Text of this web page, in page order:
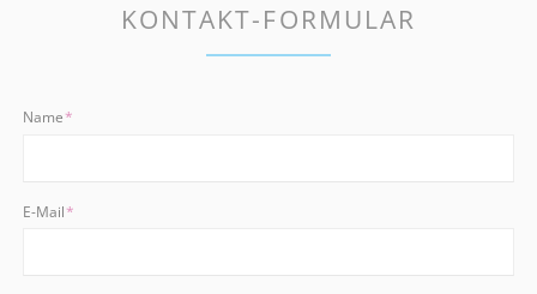
KONTAKT-FORMULAR
Pflichtfeld
Name*
Pflichtfeld
E-Mail*